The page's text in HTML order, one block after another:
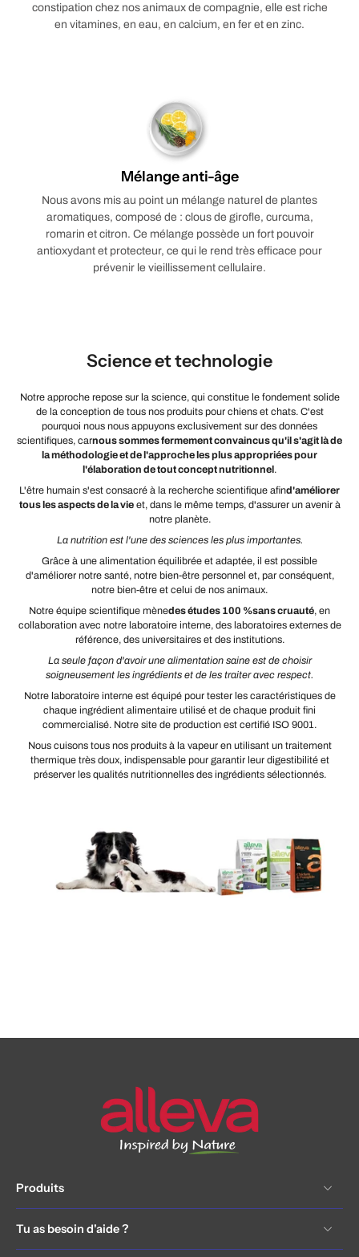
constipation chez nos animaux de compagnie, elle est riche
en vitamines, en eau, en calcium, en fer et en zinc.
Mélange anti-âge
Nous avons mis au point un mélange naturel de plantes
aromatiques, composé de : clous de girofle, curcuma,
romarin et citron. Ce mélange possède un fort pouvoir
antioxydant et protecteur, ce qui le rend très efficace pour
prévenir le vieillissement cellulaire.
Science et technologie
Notre approche repose sur la science, qui constitue le fondement solide
de la conception de tous nos produits pour chiens et chats. C'est
pourquoi nous nous appuyons exclusivement sur des données
scientifiques, carnous sommes fermement convaincus qu'il s'agit là de
la méthodologie et de l'approche les plus appropriées pour
l'élaboration de tout concept nutritionnel.
L'être humain s'est consacré à la recherche scientifique afind'améliorer
tous les aspects de la vieet, dans le même temps, d'assurer un avenir à
notre planète.
La nutrition est l'une des sciences les plus importantes.
Grâce à une alimentation équilibrée et adaptée, il est possible
d'améliorer notre santé, notre bien-être personnel et, par conséquent,
notre bien-être et celui de nos animaux.
Notre équipe scientifique mènedes études 100 %sans cruauté, en
collaboration avec notre laboratoire interne, des laboratoires externes de
référence, des universitaires et des institutions.
La seule façon d'avoir une alimentation saine est de choisir
soigneusement les ingrédients et de les traiter avec respect.
Notre laboratoire interne est équipé pour tester les caractéristiques de
chaque ingrédient alimentaire utilisé et de chaque produit fini
commercialisé. Notre site de production est certifié ISO 9001.
Nous cuisons tous nos produits à la vapeur en utilisant un traitement
thermique très doux, indispensable pour garantir leur digestibilité et
préserver les qualités nutritionnelles des ingrédients sélectionnés.
Produits
Tu as besoin d'aide ?